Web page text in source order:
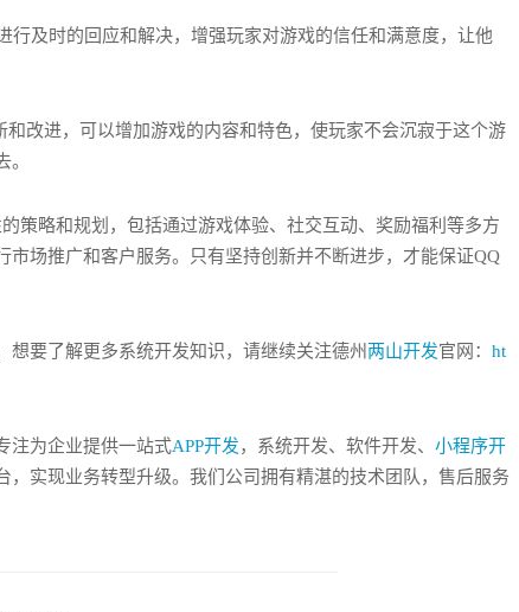
行及时的回应和解决，增强玩家对游戏的信任和满意度，让他
改进，可以增加游戏的内容和特色，使玩家不会沉寂于这个游
策略和规划，包括通过游戏体验、社交互动、奖励福利等多方
场推广和客户服务。只有坚持创新并不断进步，才能保证QQ
想要了解更多系统开发知识，请继续关注德州 两山开发官网： ht
注为企业提供一站式APP开发，系统开发、软件开发、 小程序开
实现业务转型升级。我们公司拥有精湛的技术团队，售后服务